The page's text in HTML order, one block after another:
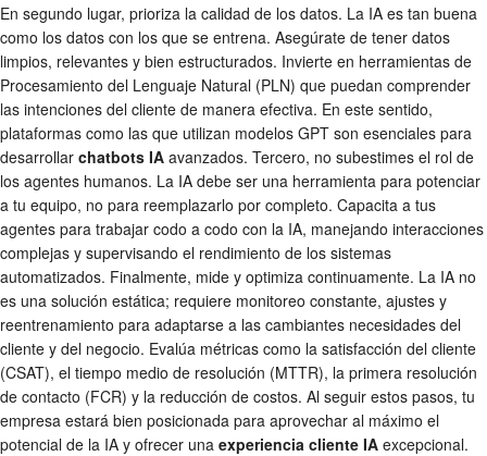
En segundo lugar, prioriza la calidad de los datos. La IA es tan buena
como los datos con los que se entrena. Asegúrate de tener datos
limpios, relevantes y bien estructurados. Invierte en herramientas de
Procesamiento del Lenguaje Natural (PLN) que puedan comprender
las intenciones del cliente de manera efectiva. En este sentido,
plataformas como las que utilizan modelos GPT son esenciales para
desarrollar chatbots IA avanzados. Tercero, no subestimes el rol de
los agentes humanos. La IA debe ser una herramienta para potenciar
a tu equipo, no para reemplazarlo por completo. Capacita a tus
agentes para trabajar codo a codo con la IA, manejando interacciones
complejas y supervisando el rendimiento de los sistemas
automatizados. Finalmente, mide y optimiza continuamente. La IA no
es una solución estática; requiere monitoreo constante, ajustes y
reentrenamiento para adaptarse a las cambiantes necesidades del
cliente y del negocio. Evalúa métricas como la satisfacción del cliente
(CSAT), el tiempo medio de resolución (MTTR), la primera resolución
de contacto (FCR) y la reducción de costos. Al seguir estos pasos, tu
empresa estará bien posicionada para aprovechar al máximo el
potencial de la IA y ofrecer una experiencia cliente IA excepcional.